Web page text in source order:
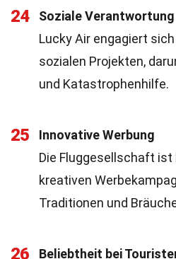
24
Soziale Verantwortung
Lucky Air engagiert
sozialen Projekten,
und Katastrophenhilfe.
25
Innovative Werbung
Die Fluggesellschaft
kreativen
Traditionen und
26
Beliebtheit bei